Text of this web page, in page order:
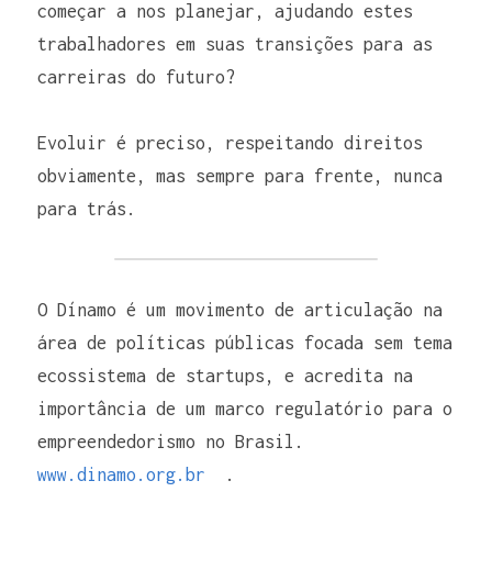
começar a nos planejar, ajudando estes
trabalhadores em suas transições para as
carreiras do futuro?
Evoluir é preciso, respeitando direitos
obviamente, mas sempre para frente, nunca
para trás.
O Dínamo é um movimento de articulação na
área de políticas públicas focada sem tema
ecossistema de startups, e acredita na
importância de um marco regulatório para o
www.dinamo.org.br
  .